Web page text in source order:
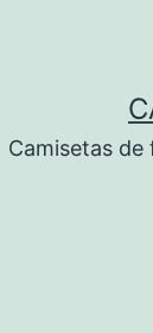
Camisetas